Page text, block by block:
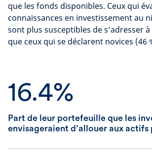
que les fonds disponibles. Ceux qui
connaissances en investissement au
sont plus susceptibles de s’adresser
que ceux qui se déclarent novices (46
16.4%
Part de leur portefeuille que les
envisageraient d’allouer aux actifs